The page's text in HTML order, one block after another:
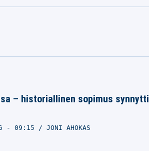
– historiallinen sopimus synnytti
- 09:15 JONI AHOKAS